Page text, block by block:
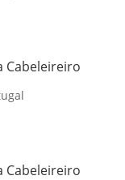
Cabeleireiro
Cabeleireiro